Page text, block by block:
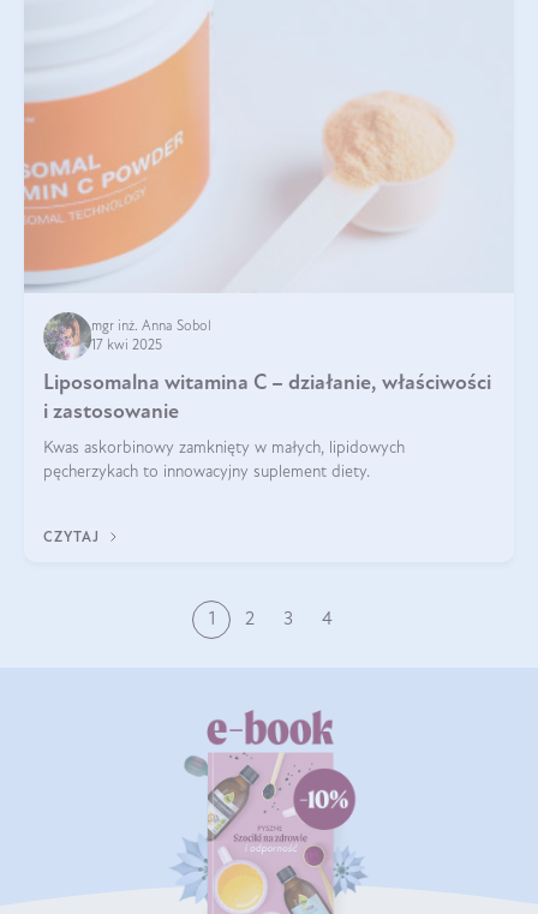
mgr inż. Anna Sobol
17 kwi 2025
Liposomalna witamina C – działanie, właściwości
i zastosowanie
Kwas askorbinowy zamknięty w małych, lipidowych
pęcherzykach to innowacyjny suplement diety.
CZYTAJ
1 2 3 4